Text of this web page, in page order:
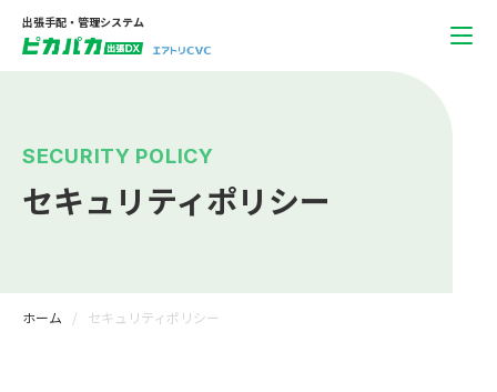
出張手配・管理システム
SECURITY POLICY
セキュリティポリシー
ホーム セキュリティポリシー